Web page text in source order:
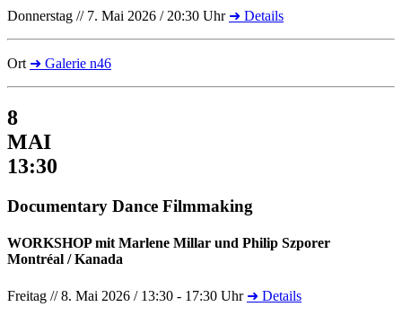
Donnerstag // 7. Mai 2026 / 20:30 Uhr ➜ Details
Ort ➜ Galerie n46
8
MAI
13:30
Documentary Dance Filmmaking
WORKSHOP mit Marlene Millar und Philip Szporer
Montréal / Kanada
Freitag // 8. Mai 2026 / 13:30 - 17:30 Uhr ➜ Details